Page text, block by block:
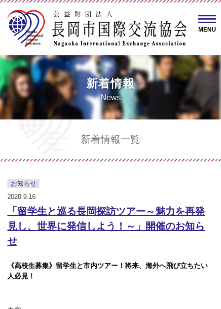
MENU
新着情報
News
新着情報一覧
お知らせ
2020.9.16
「留学生と巡る長岡探訪ツアー～魅力を再発
見し、世界に発信しよう！～」開催のお知ら
せ
《高校生募集》留学生と市内ツアー！将来、海外へ飛び立ちたい
人必見！